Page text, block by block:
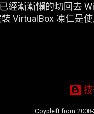
經漸漸懶的切回去
VirtualBox 凍仁是
Coypleft from 2008-